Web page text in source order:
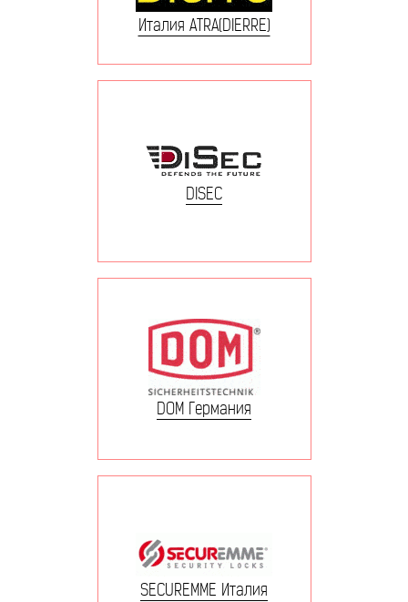
Италия ATRA(DIERRE)
DISEC
DOM Германия
SECUREMME Италия